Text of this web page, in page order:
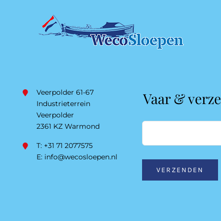
Veerpolder 61-67
Industrieterrein
Veerpolder
2361 KZ Warmond
T: +31 71 2077575
E: info@wecosloepen.nl
Vaar &
VERZENDEN